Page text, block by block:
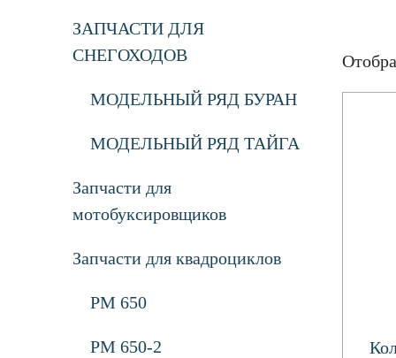
ЗАПЧАСТИ ДЛЯ
СНЕГОХОДОВ
МОДЕЛЬНЫЙ РЯД БУРАН
МОДЕЛЬНЫЙ РЯД ТАЙГА
Запчасти для
мотобуксировщиков
Запчасти для квадроциклов
РМ 650
РМ 650-2